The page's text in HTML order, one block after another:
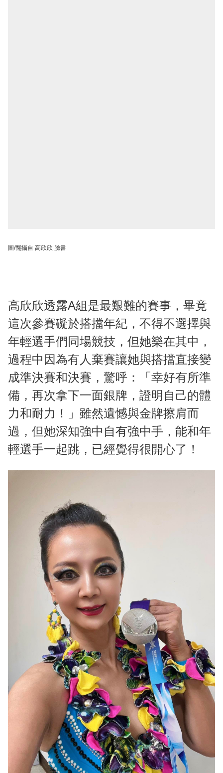
圖/翻攝自 高欣欣 臉書
高欣欣透露A組是最艱難的賽事，畢竟
這次參賽礙於搭擋年紀，不得不選擇與
年輕選手們同場競技，但她樂在其中，
過程中因為有人棄賽讓她與搭擋直接變
成準決賽和決賽，驚呼：「幸好有所準
備，再次拿下一面銀牌，證明自己的體
力和耐力！」雖然遺憾與金牌擦肩而
過，但她深知強中自有強中手，能和年
輕選手一起跳，已經覺得很開心了！